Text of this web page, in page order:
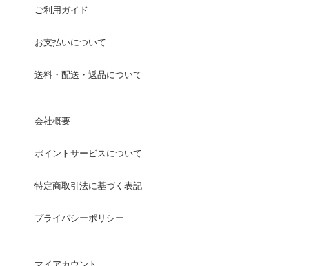
ご利用ガイド
お支払いについて
送料・配送・返品について
会社概要
ポイントサービスについて
特定商取引法に基づく表記
プライバシーポリシー